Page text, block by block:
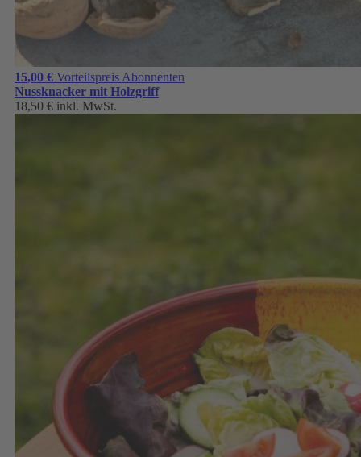
15,00 € Vorteilspreis Abonnenten
Nussknacker mit Holzgriff
18,50 € inkl. MwSt.